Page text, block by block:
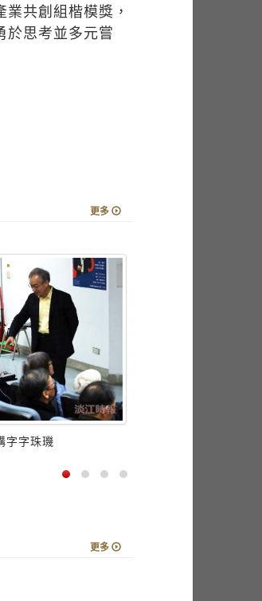
共創組楷模獎，
於思考並多元嘗
更多
字字珠璣
更多